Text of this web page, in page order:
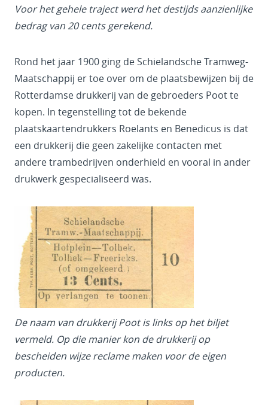
Voor het gehele traject werd het destijds aanzienlijke
bedrag van 20 cents gerekend.
Rond het jaar 1900 ging de Schielandsche Tramweg-
Maatschappij er toe over om de plaatsbewijzen bij de
Rotterdamse drukkerij van de gebroeders Poot te
kopen. In tegenstelling tot de bekende
plaatskaartendrukkers Roelants en Benedicus is dat
een drukkerij die geen zakelijke contacten met
andere trambedrijven onderhield en vooral in ander
drukwerk gespecialiseerd was.
De naam van drukkerij Poot is links op het biljet
vermeld. Op die manier kon de drukkerij op
bescheiden wijze reclame maken voor de eigen
producten.